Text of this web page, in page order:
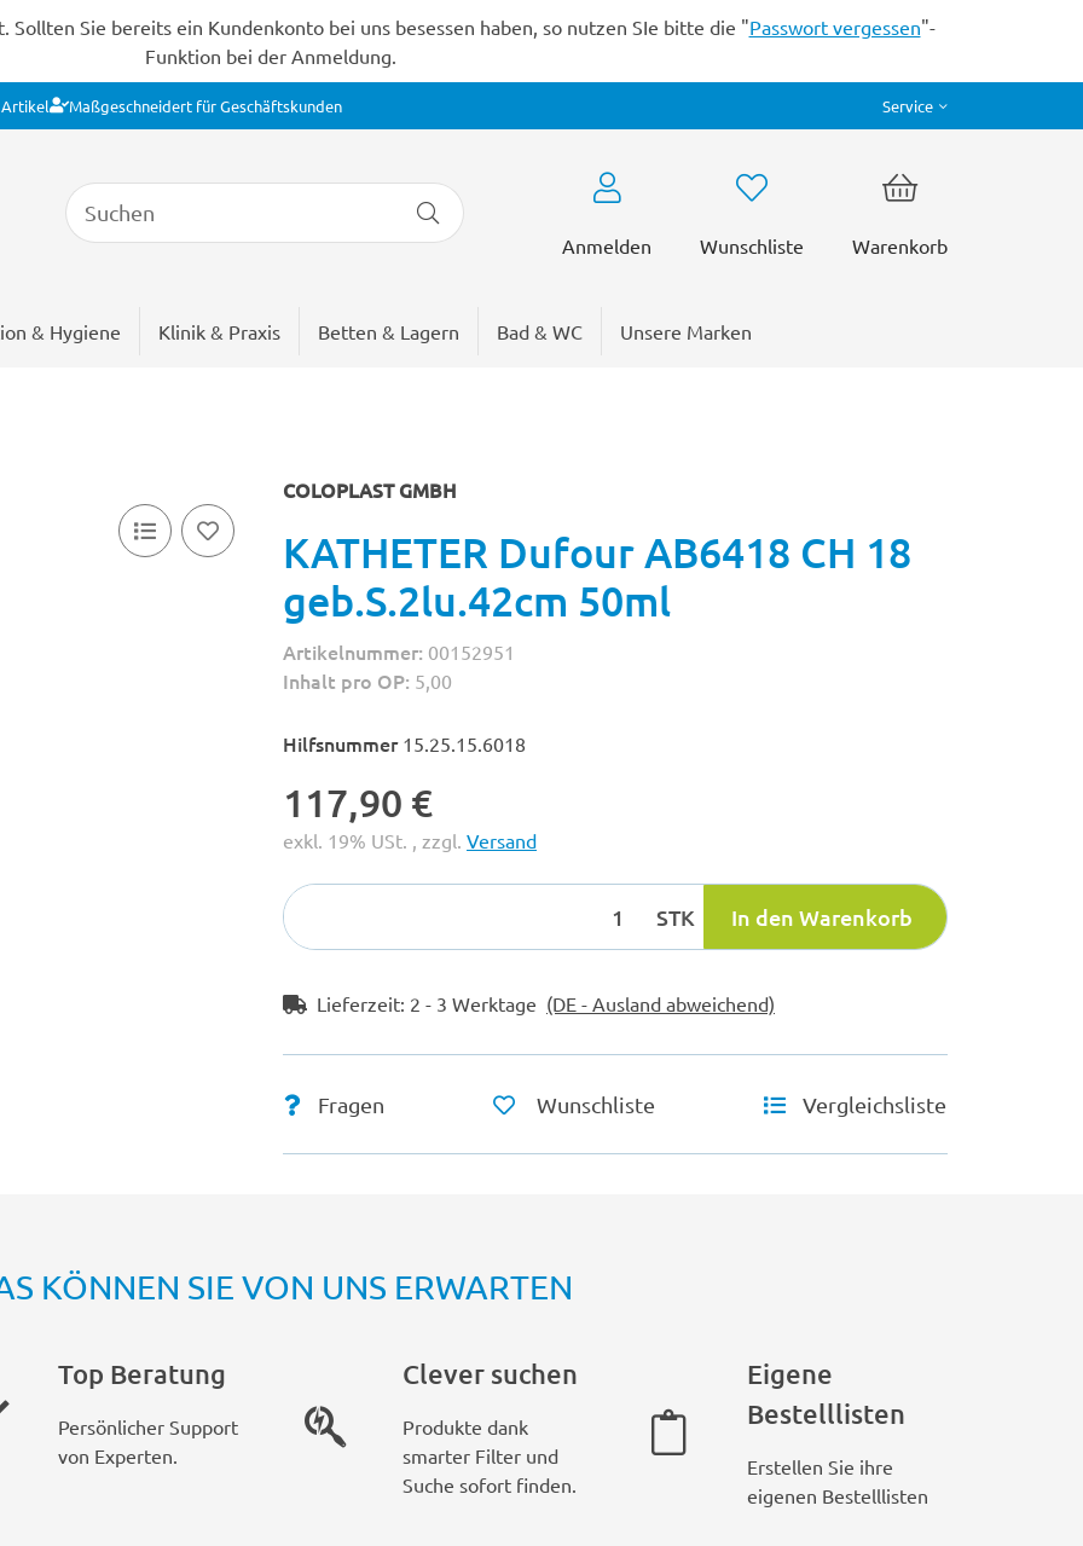
Sie bereits ein Kundenkonto bei uns besessen haben, so nutzen SIe bitte die "Passwort vergessen"-
Funktion bei der Anmeldung.
Artikel Maßgeschneidert für Geschäftskunden Service
Anmelden Wunschliste Warenkorb
& Hygiene Klinik & Praxis Betten & Lagern Bad & WC Unsere Marken
COLOPLAST GMBH
KATHETER Dufour AB6418 CH 18
geb.S.2lu.42cm 50ml
Artikelnummer: 00152951
Inhalt pro OP: 5,00
Hilfsnummer 15.25.15.6018
117,90 €
exkl. 19% USt. , zzgl. Versand
STK In den Warenkorb
Lieferzeit: 2 - 3 Werktage (DE - Ausland abweichend)
Fragen Wunschliste Vergleichsliste
KÖNNEN SIE VON UNS ERWARTEN
Top Beratung
Persönlicher Support
von Experten.
Clever suchen
Produkte dank
smarter Filter und
Suche sofort finden.
Eigene
Bestelllisten
Erstellen Sie ihre
eigenen Bestelllisten